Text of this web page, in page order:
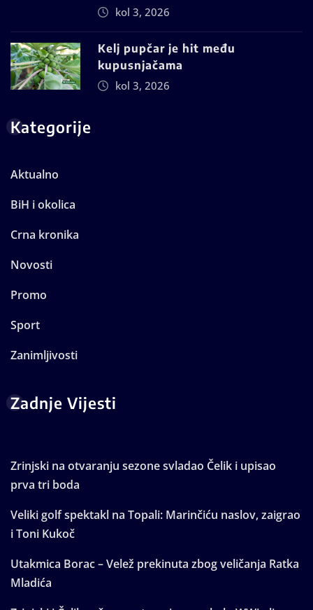
kol 3, 2026
Kelj pupčar je hit među
kupusnjačama
kol 3, 2026
Kategorije
Aktualno
BiH i okolica
Crna kronika
Novosti
Promo
Sport
Zanimljivosti
Zadnje Vijesti
Zrinjski na otvaranju sezone svladao Čelik i upisao
prva tri boda
Veliki golf spektakl na Topali: Marinčiću naslov, zaigrao
i Toni Kukoč
Utakmica Borac – Velež prekinuta zbog veličanja Ratka
Mladića